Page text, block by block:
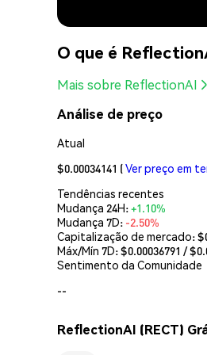
O que é
Mais sobre ReflectionAI
Análise de preço
Atual
$0.00034141 (Ver preço em
Tendências recentes
Mudança 24H:+1.10%
Mudança 7D: -2.50%
Capitalização de mercado:
Máx/Mín 7D: $0.00036791 / $
Sentimento da Comunidade
--
ReflectionAI (RECT)